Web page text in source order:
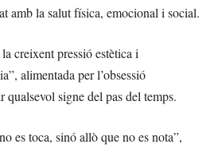
amb la salut física, emocional i social.
creixent pressió estètica i
alimentada per l’obsessió
qualsevol signe del pas del temps.
es toca, sinó allò que no es nota”,